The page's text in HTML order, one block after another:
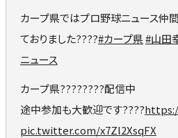
カープ県ではプロ野球ニュース仲
ておりました????#カープ県#山田
ニュース
カープ県????????配信中
途中参加も大歓迎です????
pic.twitter.com/x7Zl2XsqFX